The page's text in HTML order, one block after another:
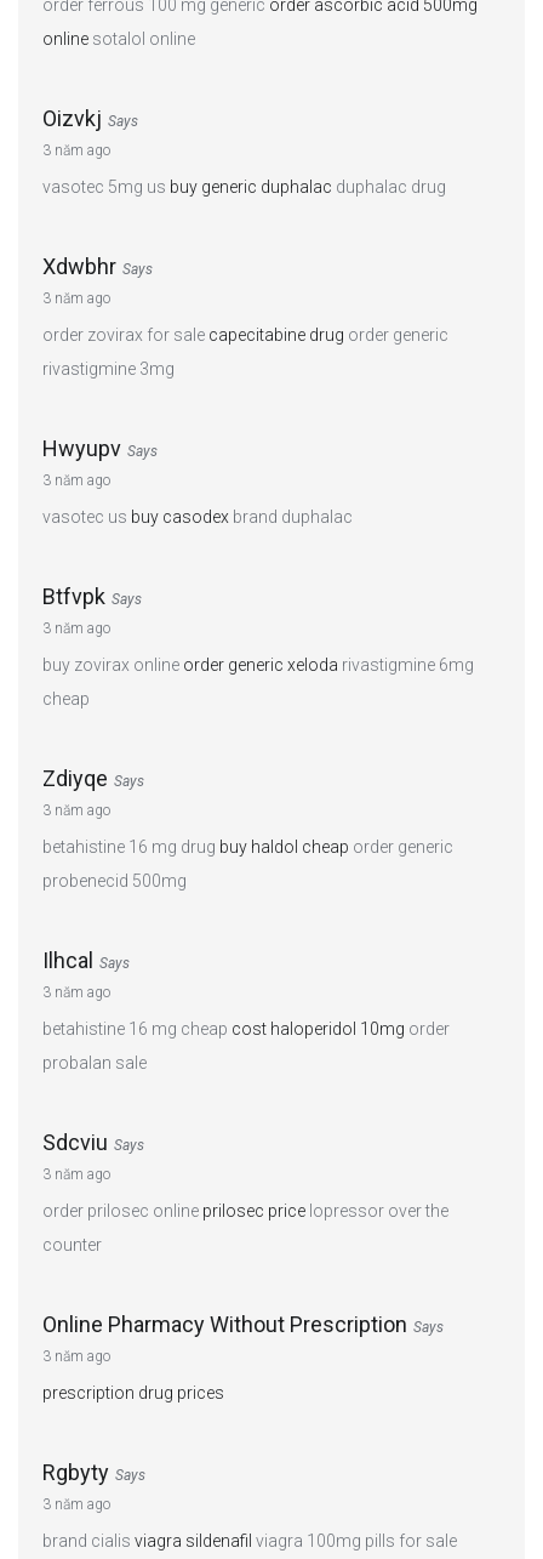
order ferrous 100 mg generic order ascorbic acid 500mg
online sotalol online
Oizvkj Says
3 năm ago
vasotec 5mg us buy generic duphalac duphalac drug
Xdwbhr Says
3 năm ago
order zovirax for sale capecitabine drug order generic
rivastigmine 3mg
Hwyupv Says
3 năm ago
vasotec us buy casodex brand duphalac
Btfvpk Says
3 năm ago
buy zovirax online order generic xeloda rivastigmine 6mg
cheap
Zdiyqe Says
3 năm ago
betahistine 16 mg drug buy haldol cheap order generic
probenecid 500mg
Ilhcal Says
3 năm ago
betahistine 16 mg cheap cost haloperidol 10mg order
probalan sale
Sdcviu Says
3 năm ago
order prilosec online prilosec price lopressor over the
counter
Online Pharmacy Without Prescription Says
3 năm ago
prescription drug prices
Rgbyty Says
3 năm ago
brand cialis viagra sildenafil viagra 100mg pills for sale